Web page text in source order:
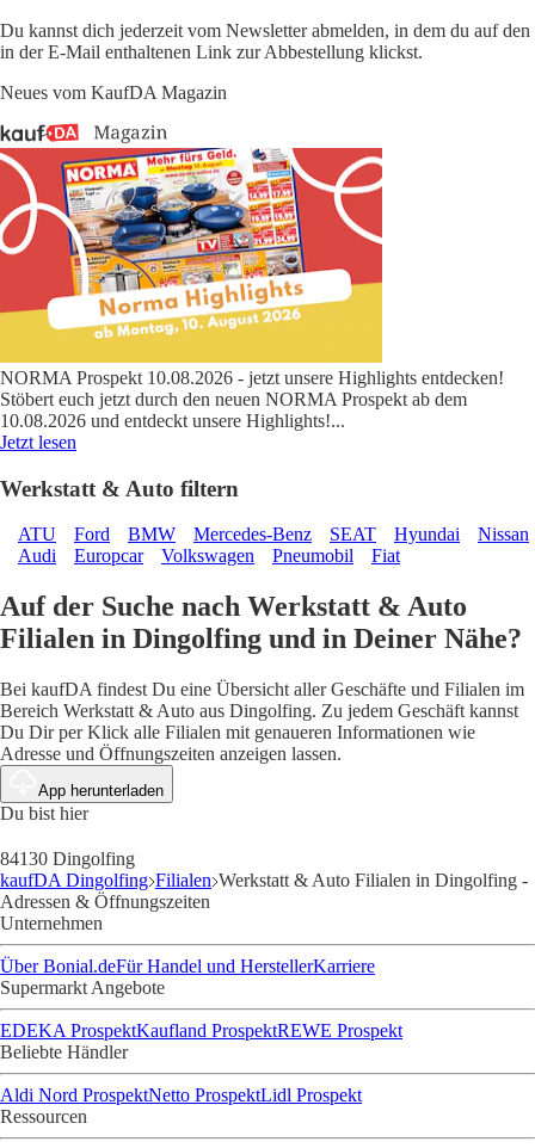
Du kannst dich jederzeit vom Newsletter abmelden, in dem du auf den
in der E-Mail enthaltenen Link zur Abbestellung klickst.
Neues vom KaufDA Magazin
NORMA Prospekt 10.08.2026 - jetzt unsere Highlights entdecken!
Stöbert euch jetzt durch den neuen NORMA Prospekt ab dem
10.08.2026 und entdeckt unsere Highlights!...
Jetzt lesen
Werkstatt & Auto filtern
ATU Ford BMW Mercedes-Benz SEAT Hyundai
Nissan
Audi
Europcar Volkswagen Pneumobil Fiat
Auf der Suche nach Werkstatt & Auto
Filialen in Dingolfing und in Deiner Nähe?
Bei kaufDA findest Du eine Übersicht aller Geschäfte und Filialen im
Bereich Werkstatt & Auto aus Dingolfing. Zu jedem Geschäft kannst
Du Dir per Klick alle Filialen mit genaueren Informationen wie
Adresse und Öffnungszeiten anzeigen lassen.
App herunterladen
Du bist hier
84130 Dingolfing
kaufDA Dingolfing Filialen Werkstatt & Auto Filialen in Dingolfing -
Adressen & Öffnungszeiten
Unternehmen
Über Bonial.deFür Handel und HerstellerKarriere
Supermarkt Angebote
EDEKA ProspektKaufland ProspektREWE Prospekt
Beliebte Händler
Aldi Nord ProspektNetto ProspektLidl Prospekt
Ressourcen